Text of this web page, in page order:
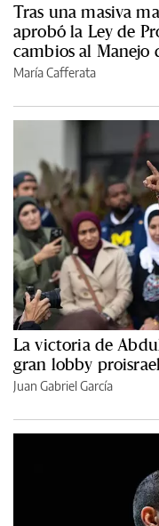
Tras una masiva
aprobó la Ley de
cambios al Manejo
María Cafferata
La victoria de
gran lobby
Juan Gabriel García